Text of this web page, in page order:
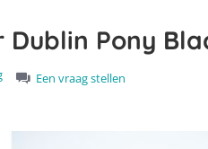
Dublin Pony
Een vraag stellen